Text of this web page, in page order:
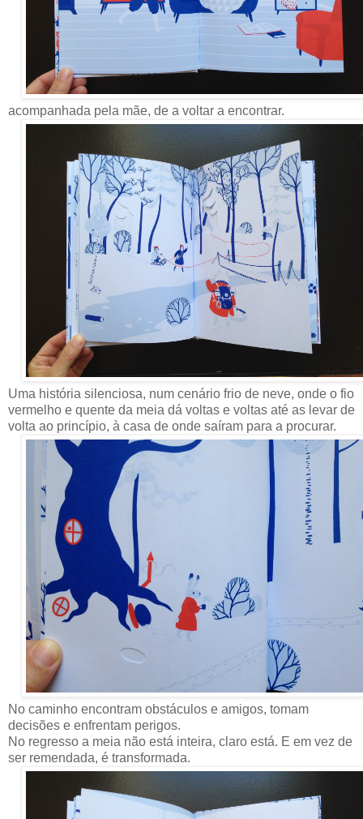
acompanhada pela mãe, de a voltar a encontrar.
Uma história silenciosa, num cenário frio de neve, onde o fio
vermelho e quente da meia dá voltas e voltas até as levar de
volta ao princípio, à casa de onde saíram para a procurar.
No caminho encontram obstáculos e amigos, tomam
decisões e enfrentam perigos.
No regresso a meia não está inteira, claro está. E em vez de
ser remendada, é transformada.